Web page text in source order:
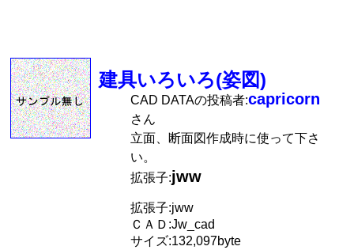
建具いろいろ(姿図)
CAD DATAの投稿者:capricorn
さん
立面、断面図作成時に使って下さ
い。
拡張子:jww
拡張子:jww
ＣＡＤ:Jw_cad
サイズ:132,097byte